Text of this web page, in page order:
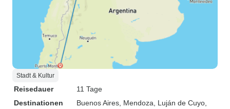
Stadt & Kultur
Reisedauer
11 Tage
Destinationen
Buenos Aires , Mendoza , Luján de Cuyo